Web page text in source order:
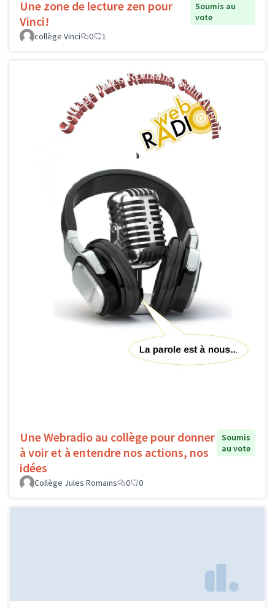
Une zone de lecture zen pour
Vinci!
Soumis au
vote
collège Vinci
0 1
Une Webradio au collège pour donner
à voir et à entendre nos actions, nos
idées
Soumis
au vote
Collège Jules Romains 0 0